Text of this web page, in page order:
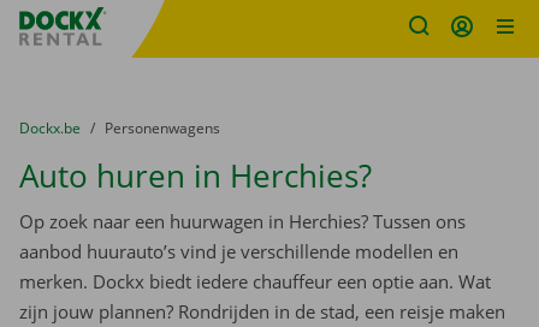
Fratello DEMO
U bevindt zich hier:
van
Dockx.be naar
Personenwagens
Auto huren in Herchies?
Op zoek naar een huurwagen in Herchies? Tussen ons
aanbod huurauto’s vind je verschillende modellen en
merken. Dockx biedt iedere chauffeur een optie aan. Wat
zijn jouw plannen? Rondrijden in de stad, een reisje maken